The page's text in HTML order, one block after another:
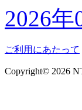
2026
ご利用にあたって
Copyright© 2026